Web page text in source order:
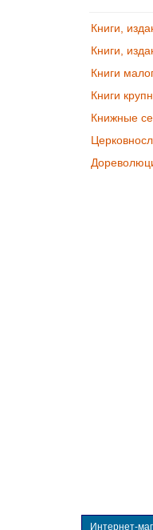
Книги,
Книги,
Книги
Книги
Книжные
Интернет-